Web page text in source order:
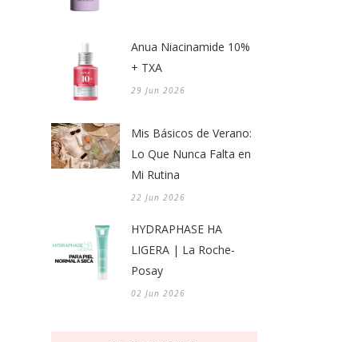
Anua Niacinamide 10%
+ TXA
29 Jun 2026
Mis Básicos de Verano:
Lo Que Nunca Falta en
Mi Rutina
22 Jun 2026
HYDRAPHASE HA
LIGERA | La Roche-
Posay
02 Jun 2026